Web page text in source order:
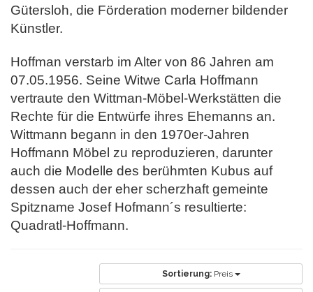
Gütersloh, die Förderation moderner bildender
Künstler.
Hoffman verstarb im Alter von 86 Jahren am
07.05.1956. Seine Witwe Carla Hoffmann
vertraute den Wittman-Möbel-Werkstätten die
Rechte für die Entwürfe ihres Ehemanns an.
Wittmann begann in den 1970er-Jahren
Hoffmann Möbel zu reproduzieren, darunter
auch die Modelle des berühmten Kubus auf
dessen auch der eher scherzhaft gemeinte
Spitzname Josef Hofmann´s resultierte:
Quadratl-Hoffmann.
Sortierung: Preis